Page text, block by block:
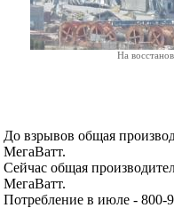
На
До взрывов общая
МегаВатт.
Сейчас общая
МегаВатт.
Потребление в июле - 800-